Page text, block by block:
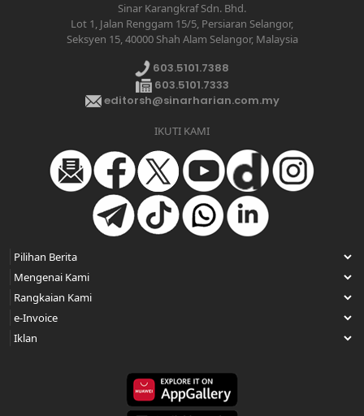
Sinar Karangkraf Sdn. Bhd.
Lot 1, Jalan Renggam 15/5, Persiaran Selangor,
Seksyen 15, 40000 Shah Alam Selangor, Malaysia
603.5101.7388
603.5101.7333
editorsh@sinarharian.com.my
IKUTI KAMI